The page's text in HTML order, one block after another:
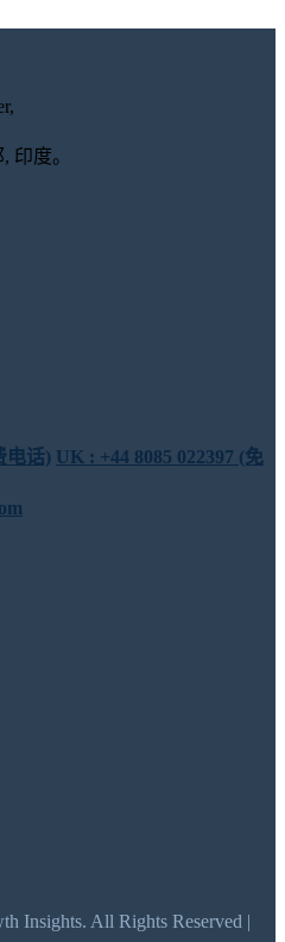
印度。
电话) UK : +44 8085 022397 (免
Insights. All Rights Reserved |